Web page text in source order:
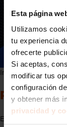
Esta página
Utilizamos
tu experiencia
ofrecerte
Si aceptas,
modificar tus
configuración
y obtener más
privacidad y
Interior del Bugatti
Precio del
El